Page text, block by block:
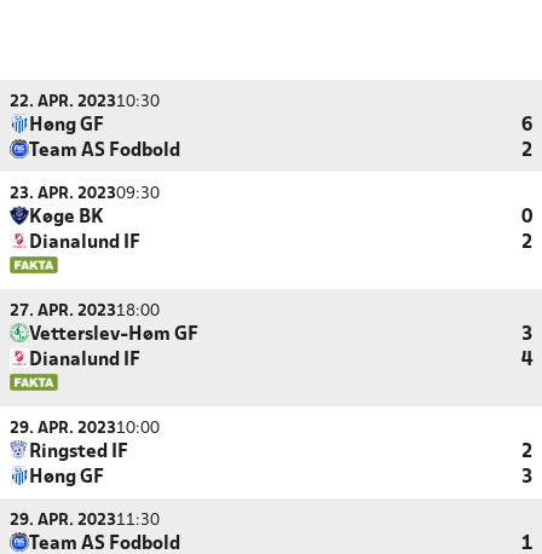
22. APR. 202310:30
Høng GF
6
Team AS Fodbold
2
23. APR. 202309:30
Køge BK
0
Dianalund IF
2
27. APR. 202318:00
Vetterslev-Høm GF
3
Dianalund IF
4
29. APR. 202310:00
Ringsted IF
2
Høng GF
3
29. APR. 202311:30
Team AS Fodbold
1